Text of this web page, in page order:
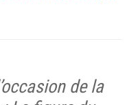
de la